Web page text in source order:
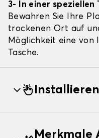
3- In einer speziellen
Bewahren Sie Ihre
trockenen Ort auf
Möglichkeit eine von
Tasche.
Installieren
Merkmale